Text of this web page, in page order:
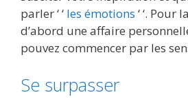
parler ‘ ‘ les émotions ‘ ‘. Pour la
d’abord une affaire
pouvez commencer par les
Se surpasser